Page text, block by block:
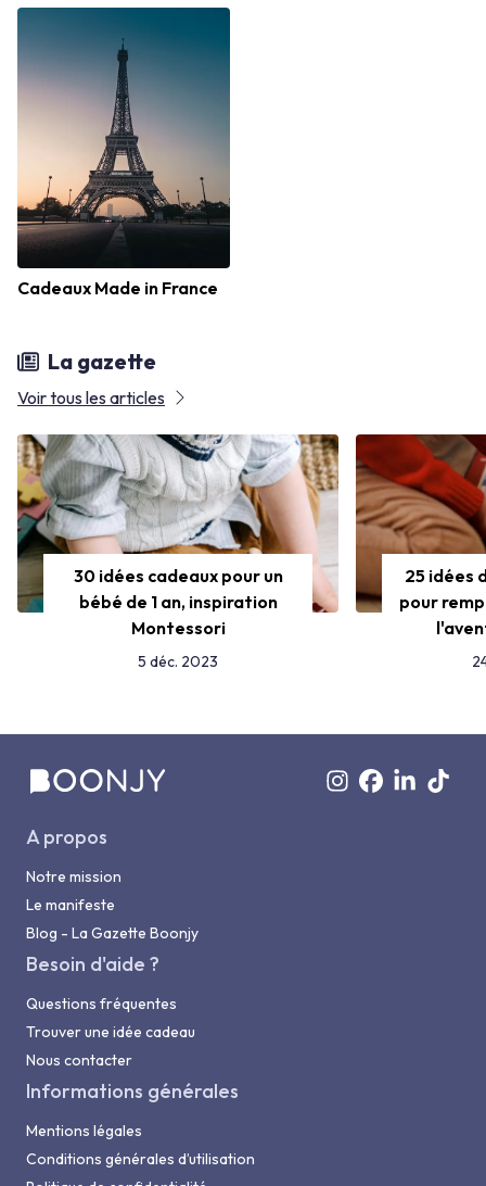
Cadeaux Made in France
La gazette
Voir tous les articles
30 idées cadeaux pour un
bébé de 1 an, inspiration
Montessori
5 déc. 2023
25 idées
pour
A propos
Notre mission
Le manifeste
Blog - La Gazette Boonjy
Besoin d'aide ?
Questions fréquentes
Trouver une idée cadeau
Nous contacter
Informations générales
Mentions légales
Conditions générales d’utilisation